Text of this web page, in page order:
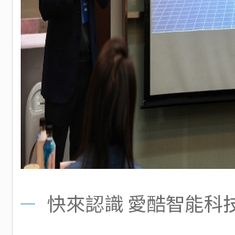
快來認識 愛酷智能科